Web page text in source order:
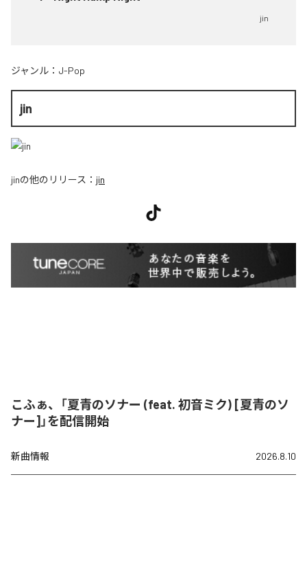
jin
ジャンル： J-Pop
jin
jinの他のリリース： jin
こふぁ、「夏青のソナー (feat. 初音ミク) [夏青のソ
ナー]」を配信開始
新曲情報 2026.8.10